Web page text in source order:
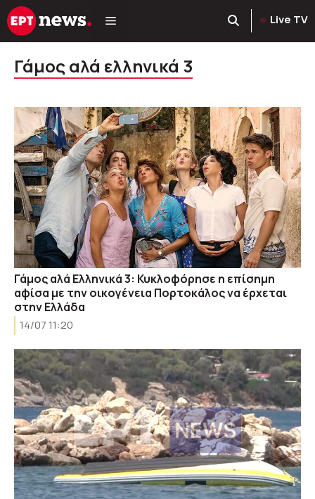
Μετάβαση
σε
Live TV
Γάμος αλά ελληνικά 3
Γάμος αλά Ελληνικά 3: Κυκλοφόρησε η επίσημη
αφίσα με την οικογένεια Πορτοκάλος να έρχεται
στην Ελλάδα
14/07 11:20